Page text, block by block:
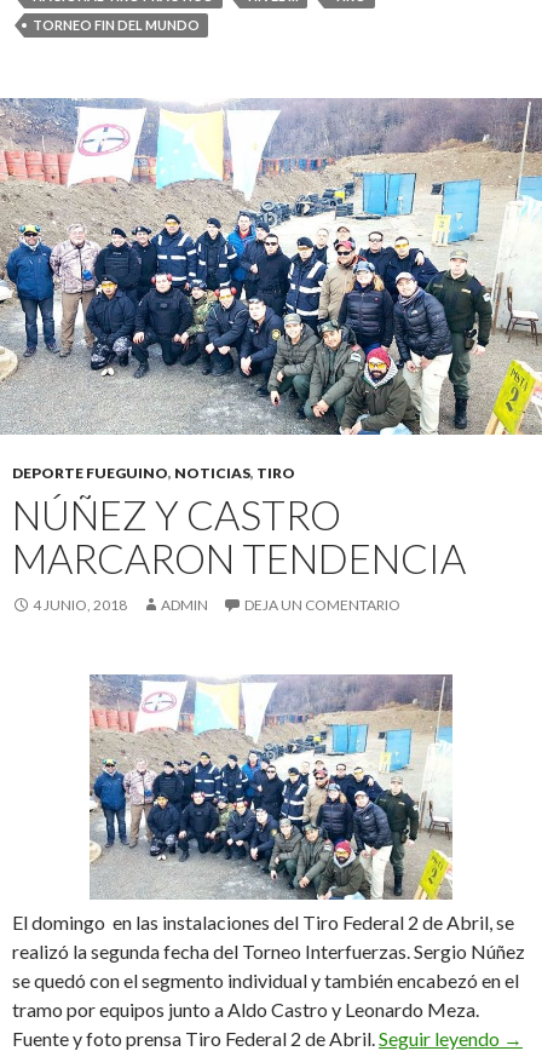
TORNEO FIN DEL MUNDO
DEPORTE FUEGUINO, NOTICIAS, TIRO
NÚÑEZ Y CASTRO
MARCARON TENDENCIA
4 JUNIO, 2018 ADMIN DEJA UN COMENTARIO
El domingo en las instalaciones del Tiro Federal 2 de Abril, se
realizó la segunda fecha del Torneo Interfuerzas. Sergio Núñez
se quedó con el segmento individual y también encabezó en el
tramo por equipos junto a Aldo Castro y Leonardo Meza.
Fuente y foto prensa Tiro Federal 2 de Abril.Seguir leyendo →